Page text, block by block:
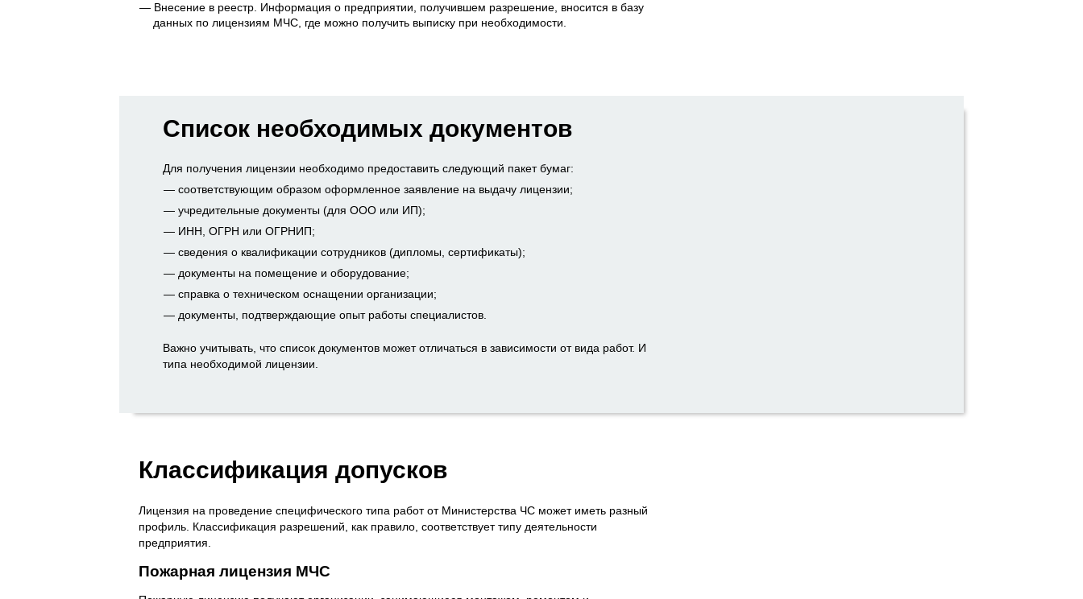
Внесение в реестр. Информация о предприятии, получившем разрешение, вносится в базу
данных по лицензиям МЧС, где можно получить выписку при необходимости.
Список необходимых документов
Для получения лицензии необходимо предоставить следующий пакет бумаг:
соответствующим образом оформленное заявление на выдачу лицензии;
учредительные документы (для ООО или ИП);
ИНН, ОГРН или ОГРНИП;
сведения о квалификации сотрудников (дипломы, сертификаты);
документы на помещение и оборудование;
справка о техническом оснащении организации;
документы, подтверждающие опыт работы специалистов.
Важно учитывать, что список документов может отличаться в зависимости от вида работ. И
типа необходимой лицензии.
Классификация допусков
Лицензия на проведение специфического типа работ от Министерства ЧС может иметь разный
профиль. Классификация разрешений, как правило, соответствует типу деятельности
предприятия.
Пожарная лицензия МЧС